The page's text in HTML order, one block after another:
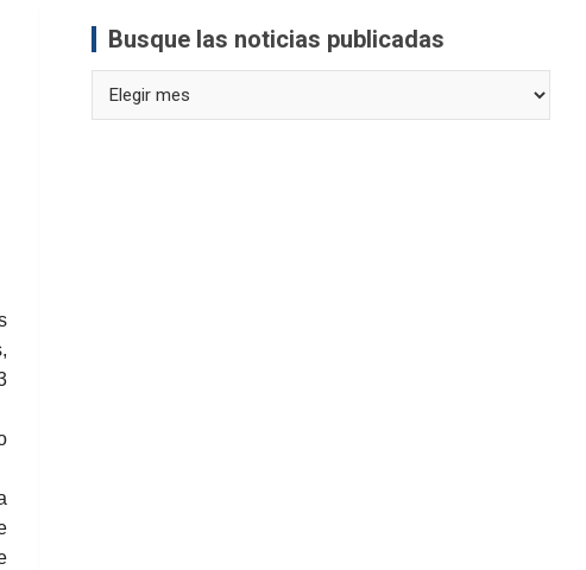
Busque las noticias publicadas
las